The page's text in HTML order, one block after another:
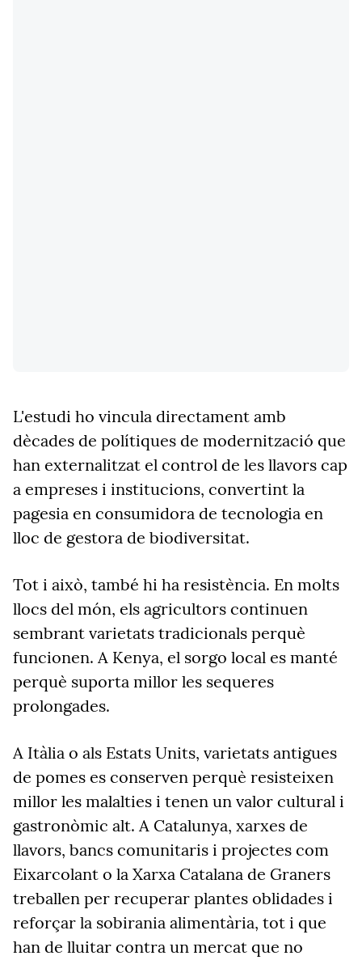
L'estudi ho vincula directament amb
dècades de polítiques de modernització que
han externalitzat el control de les llavors cap
a empreses i institucions, convertint la
pagesia en consumidora de tecnologia en
lloc de gestora de biodiversitat.
Tot i això, també hi ha resistència. En molts
llocs del món, els agricultors continuen
sembrant varietats tradicionals perquè
funcionen. A Kenya, el sorgo local es manté
perquè suporta millor les sequeres
prolongades.
A Itàlia o als Estats Units, varietats antigues
de pomes es conserven perquè resisteixen
millor les malalties i tenen un valor cultural i
gastronòmic alt. A Catalunya, xarxes de
llavors, bancs comunitaris i projectes com
Eixarcolant o la Xarxa Catalana de Graners
treballen per recuperar plantes oblidades i
reforçar la sobirania alimentària, tot i que
han de lluitar contra un mercat que no